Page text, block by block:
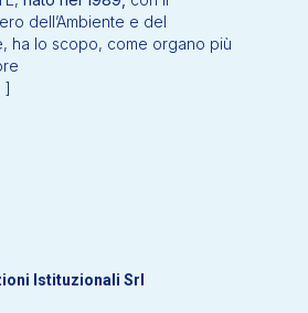
dell’Ambiente e del
ha lo scopo, come organo più
]
Istituzionali Srl